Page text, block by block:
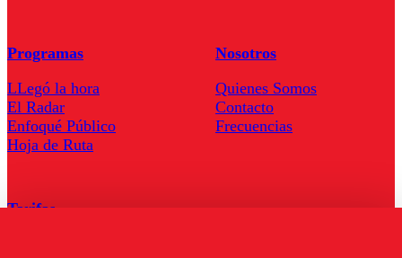
Programas
LLegó la hora
El Radar
Enfoqué Público
Hoja de Ruta
Nosotros
Quienes Somos
Contacto
Frecuencias
Tarifas